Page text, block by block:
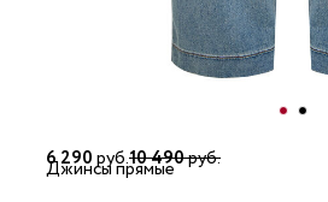
6 290руб.10 490руб.
Джинсы прямые